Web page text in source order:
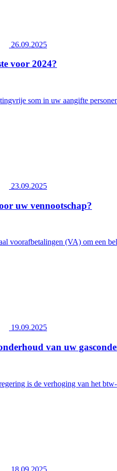
26.09.2025
voor 2024?
som in uw aangifte
23.09.2025
uw vennootschap?
voorafbetalingen (VA) om een
19.09.2025
van uw
is de verhoging van het
18.09.2025